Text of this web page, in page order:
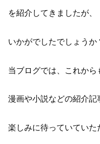
を紹介してきましたが、
いかがでしたでしょうか
当ブログでは、これから
漫画や小説などの紹介記
楽しみに待っていていた